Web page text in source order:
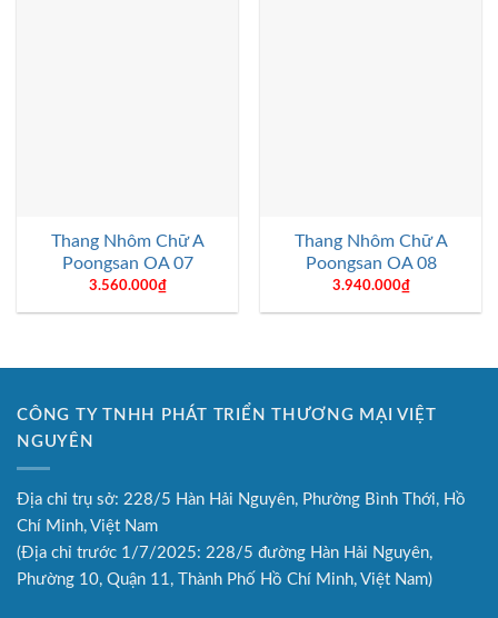
Thang Nhôm Chữ A
Poongsan OA 07
3.560.000₫
Thang Nhôm Chữ A
Poongsan OA 08
3.940.000₫
CÔNG TY TNHH PHÁT TRIỂN THƯƠNG MẠI VIỆT
NGUYÊN
Địa chỉ trụ sở: 228/5 Hàn Hải Nguyên, Phường Bình Thới, Hồ
Chí Minh, Việt Nam
(Địa chỉ trước 1/7/2025: 228/5 đường Hàn Hải Nguyên,
Phường 10, Quận 11, Thành Phố Hồ Chí Minh, Việt Nam)